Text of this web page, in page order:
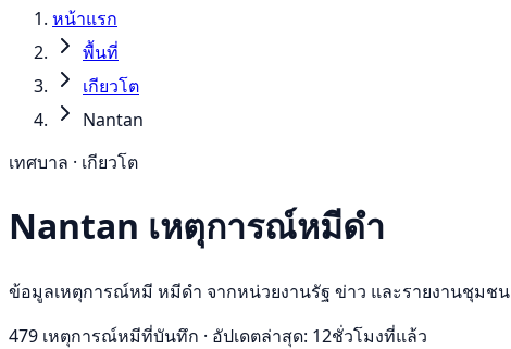
หน้าแรก
พื้นที่
เกียวโต
Nantan
เทศบาล · เกียวโต
Nantan เหตุการณ์หมีดำ
ข้อมูลเหตุการณ์หมี หมีดำ จากหน่วยงานรัฐ ข่าว และรายงานชุมชน
479 เหตุการณ์หมีที่บันทึก · อัปเดตล่าสุด: 12ชั่วโมงที่แล้ว